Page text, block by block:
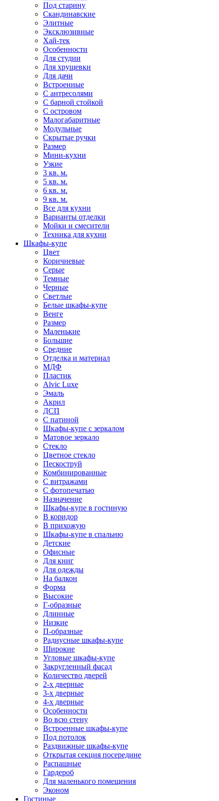
Под старину
Скандинавские
Элитные
Эксклюзивные
Хай-тек
Особенности
Для студии
Для хрущевки
Для дачи
Встроенные
С антресолями
С барной стойкой
С островом
Малогабаритные
Модульные
Скрытые ручки
Размер
Мини-кухни
Узкие
3 кв. м.
5 кв. м.
6 кв. м.
9 кв. м.
Все для кухни
Варианты отделки
Мойки и смесители
Техника для кухни
Шкафы-купе
Цвет
Коричневые
Серые
Темные
Черные
Светлые
Белые шкафы-купе
Венге
Размер
Маленькие
Большие
Средние
Отделка и материал
МДФ
Пластик
Alvic Luxe
Эмаль
Акрил
ДСП
С патиной
Шкафы-купе с зеркалом
Матовое зеркало
Стекло
Цветное стекло
Пескоструй
Комбинированные
С витражами
С фотопечатью
Назначение
Шкафы-купе в гостиную
В коридор
В прихожую
Шкафы-купе в спальню
Детские
Офисные
Для книг
Для одежды
На балкон
Форма
Высокие
Г-образные
Длинные
Низкие
П-образные
Радиусные шкафы-купе
Широкие
Угловые шкафы-купе
Закругленный фасад
Количество дверей
2-х дверные
3-х дверные
4-х дверные
Особенности
Во всю стену
Встроенные шкафы-купе
Под потолок
Раздвижные шкафы-купе
Открытая секция посередине
Распашные
Гардероб
Для маленького помещения
Эконом
Гостиные